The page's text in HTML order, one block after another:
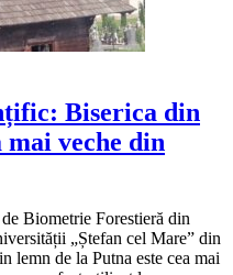
Biserica din
mai veche din
Biometrie Forestieră din
„Ștefan cel Mare” din
lemn de la Putna este cea mai